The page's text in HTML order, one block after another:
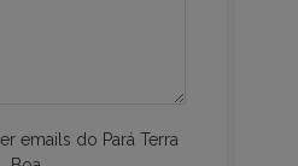
emails do Pará Terra